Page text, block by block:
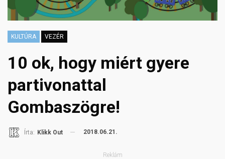
KULTÚRA VEZÉR
10 ok, hogy miért gyere
partivonattal
Gombaszögre!
Írta: Klikk Out 2018.06.21.
Reklám